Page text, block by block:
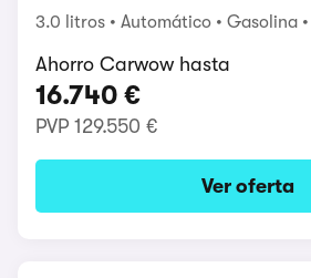
3.0 litros Automático Gasolina
Ahorro Carwow hasta
16.740 €
PVP 129.550 €
Ver oferta